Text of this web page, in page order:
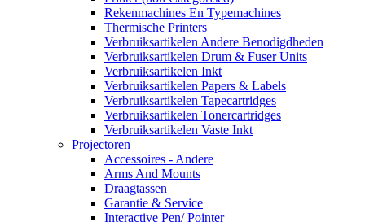
Rekenmachines En Typemachines
Thermische Printers
Verbruiksartikelen Andere Benodigdheden
Verbruiksartikelen Drum & Fuser Units
Verbruiksartikelen Inkt
Verbruiksartikelen Papers & Labels
Verbruiksartikelen Tapecartridges
Verbruiksartikelen Tonercartridges
Verbruiksartikelen Vaste Inkt
Projectoren
Accessoires - Andere
Arms And Mounts
Draagtassen
Garantie & Service
Interactive Pen/ Pointer